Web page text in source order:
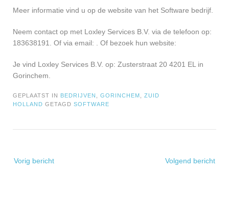
Meer informatie vind u op de website van het Software bedrijf.
Neem contact op met Loxley Services B.V. via de telefoon op:
183638191. Of via email:
. Of bezoek hun website:
Je vind Loxley Services B.V. op: Zusterstraat 20 4201 EL in
Gorinchem.
GEPLAATST IN BEDRIJVEN GORINCHEM
ZUID
HOLLAND GETAGD SOFTWARE
navigatie
Vorig bericht Volgend bericht